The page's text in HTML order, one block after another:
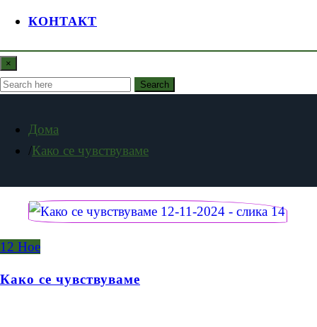
КОНТАКТ
×
Search
Дома
Како се чувствуваме
12 Ное
Како се чувствуваме